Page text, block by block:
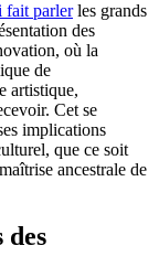
fait parlerles grands
des
où la
de
artistique,
Cet se
implications
que ce soit
ancestrale de
des